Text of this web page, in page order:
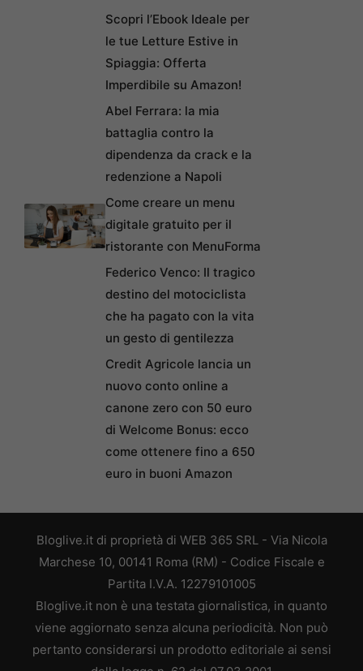
Scopri l’Ebook Ideale per
le tue Letture Estive in
Spiaggia: Offerta
Imperdibile su Amazon!
Abel Ferrara: la mia
battaglia contro la
dipendenza da crack e la
redenzione a Napoli
Come creare un menu
digitale gratuito per il
ristorante con MenuForma
Federico Venco: Il tragico
destino del motociclista
che ha pagato con la vita
un gesto di gentilezza
Credit Agricole lancia un
nuovo conto online a
canone zero con 50 euro
di Welcome Bonus: ecco
come ottenere fino a 650
euro in buoni Amazon
Bloglive.it di proprietà di WEB 365 SRL - Via Nicola
Marchese 10, 00141 Roma (RM) - Codice Fiscale e
Partita I.V.A. 12279101005
Bloglive.it non è una testata giornalistica, in quanto
viene aggiornato senza alcuna periodicità. Non può
pertanto considerarsi un prodotto editoriale ai sensi